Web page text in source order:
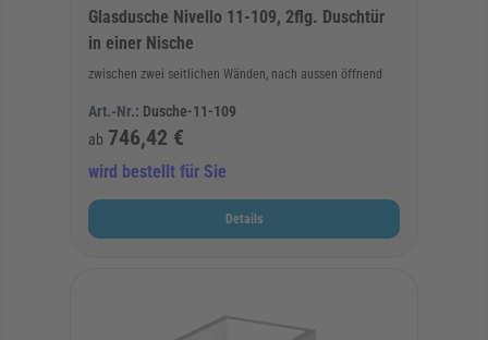
Glasdusche Nivello 11-109, 2flg. Duschtür
in einer Nische
zwischen zwei seitlichen Wänden, nach aussen öffnend
Art.-Nr.: Dusche-11-109
ab 746,42 €
wird bestellt für Sie
Details